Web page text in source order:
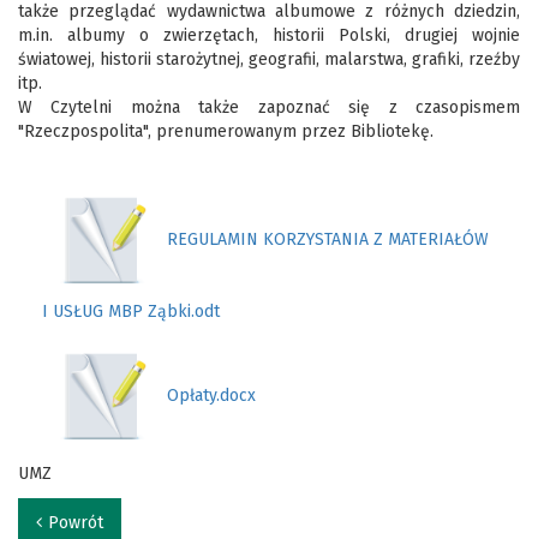
także przeglądać wydawnictwa albumowe z różnych dziedzin,
m.in. albumy o zwierzętach, historii Polski, drugiej wojnie
światowej, historii starożytnej, geografii, malarstwa, grafiki, rzeźby
itp.
W Czytelni można także zapoznać się z czasopismem
"Rzeczpospolita", prenumerowanym przez Bibliotekę.
REGULAMIN KORZYSTANIA Z MATERIAŁÓW
I USŁUG MBP Ząbki.odt
Opłaty.docx
UMZ
Powrót